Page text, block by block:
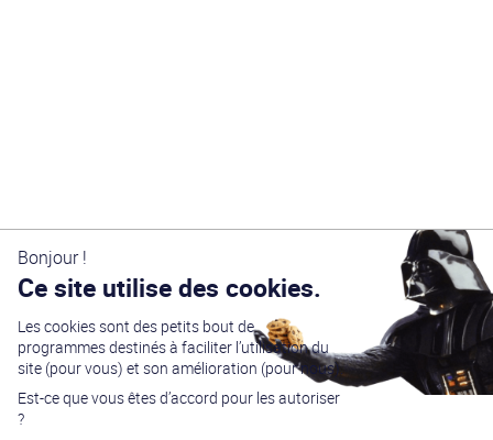
Bonjour !
Ce site utilise des cookies.
Les cookies sont des petits bout de
programmes destinés à faciliter l’utilisation du
site (pour vous) et son amélioration (pour nous).
Est-ce que vous êtes d’accord pour les autoriser
?